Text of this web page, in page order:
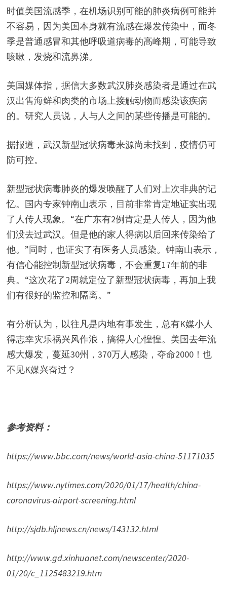
时值美国流感季，在机场识别可能的肺炎病例可能并
不容易，因为美国本身就有流感在爆发传染中，而冬
季是普通感冒和其他呼吸道病毒的高峰期，可能导致
咳嗽，发烧和流鼻涕。
美国媒体指，据信大多数武汉肺炎感染者是通过在武
汉出售海鲜和肉类的市场上接触动物而感染该疾病
的。研究人员说，人与人之间的某些传播是可能的。
据报道，武汉新型冠状病毒来源尚未找到，疫情仍可
防可控。
新型冠状病毒肺炎的爆发唤醒了人们对上次非典的记
忆。国内专家钟南山表示，目前非常肯定地证实出现
了人传人现象。“在广东有2例肯定是人传人，因为他
们没去过武汉。但是他的家人得病以后回来传染给了
他。”同时，也证实了有医务人员感染。钟南山表示，
有信心能控制新型冠状病毒，不会重复17年前的非
典。“这次花了2周就定位了新型冠状病毒，再加上我
们有很好的监控和隔离。”
有分析认为，以往凡是内地有事发生，总有K媒小人
得志幸灾乐祸兴风作浪，搞得人心惶惶。美国去年流
感大爆发，蔓延30州，370万人感染，夺命2000！也
不见K媒兴奋过？
参考资料：
https://www.bbc.com/news/world-asia-china-51171035
https://www.nytimes.com/2020/01/17/health/china-
coronavirus-airport-screening.html
http://sjdb.hljnews.cn/news/143132.html
http://www.gd.xinhuanet.com/newscenter/2020-
01/20/c_1125483219.htm